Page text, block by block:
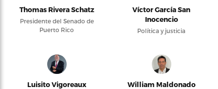
Thomas Rivera Schatz
Presidente del Senado de
Puerto Rico
Víctor García San
Inocencio
Política y justicia
Luisito Vigoreaux William Maldonado